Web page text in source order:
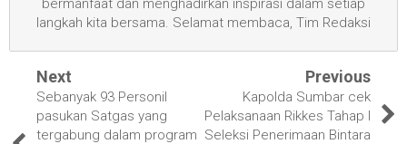
bermanfaat dan menghadirkan inspirasi dalam setiap
langkah kita bersama. Selamat membaca, Tim Redaksi
Next
Sebanyak 93 Personil
pasukan Satgas yang
tergabung dalam program
Previous
Kapolda Sumbar cek
Pelaksanaan Rikkes Tahap I
Seleksi Penerimaan Bintara